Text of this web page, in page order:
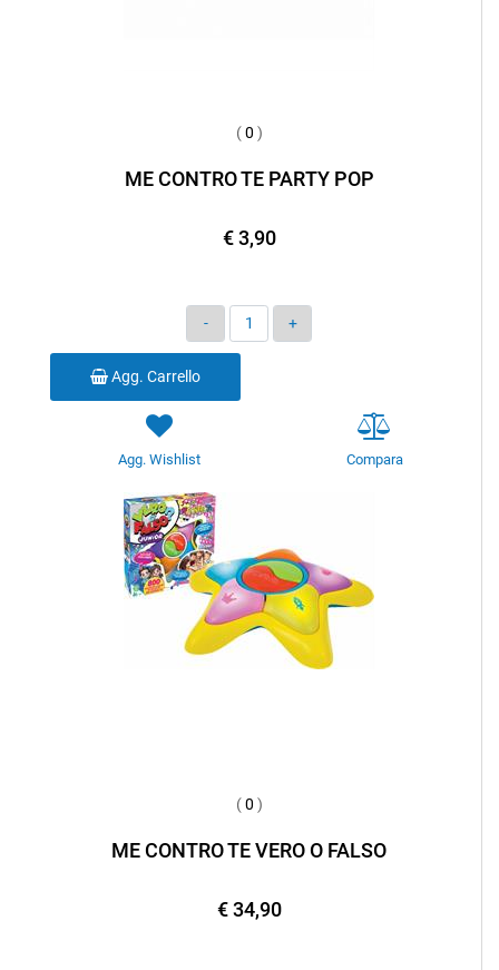
(0 )
ME CONTRO TE PARTY POP
€ 3,90
Quantità
Agg. Carrello
Agg. Wishlist Compara
(0 )
ME CONTRO TE VERO O FALSO
€ 34,90